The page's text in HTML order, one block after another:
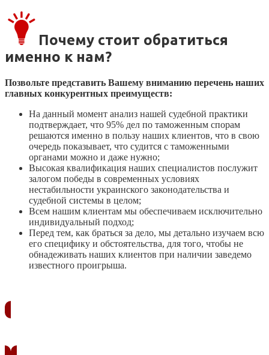
Почему стоит обратиться
именно к нам?
Позвольте представить Вашему вниманию перечень наших
главных конкурентных преимуществ:
На данный момент анализ нашей судебной практики
подтверждает, что 95% дел по таможенным спорам
решаются именно в пользу наших клиентов, что в свою
очередь показывает, что судится с таможенными
органами можно и даже нужно;
Высокая квалификация наших специалистов послужит
залогом победы в современных условиях
нестабильности украинского законодательства и
судебной системы в целом;
Всем нашим клиентам мы обеспечиваем исключительно
индивидуальный подход;
Перед тем, как браться за дело, мы детально изучаем всю
его специфику и обстоятельства, для того, чтобы не
обнадеживать наших клиентов при наличии заведемо
известного проигрыша.